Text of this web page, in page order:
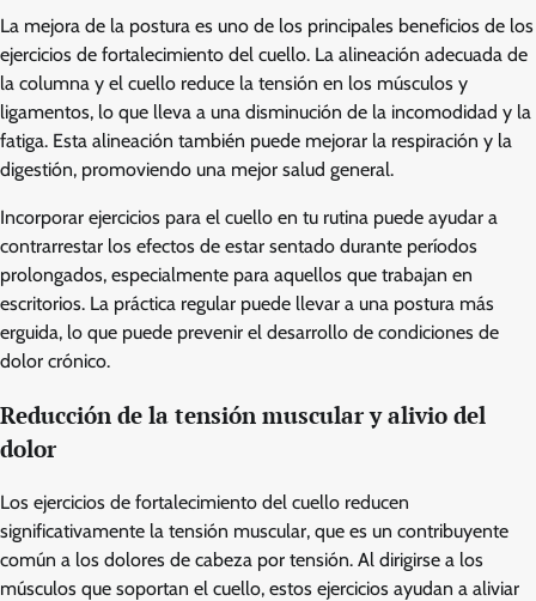
La mejora de la postura es uno de los principales beneficios de los
ejercicios de fortalecimiento del cuello. La alineación adecuada de
la columna y el cuello reduce la tensión en los músculos y
ligamentos, lo que lleva a una disminución de la incomodidad y la
fatiga. Esta alineación también puede mejorar la respiración y la
digestión, promoviendo una mejor salud general.
Incorporar ejercicios para el cuello en tu rutina puede ayudar a
contrarrestar los efectos de estar sentado durante períodos
prolongados, especialmente para aquellos que trabajan en
escritorios. La práctica regular puede llevar a una postura más
erguida, lo que puede prevenir el desarrollo de condiciones de
dolor crónico.
Reducción de la tensión muscular y alivio del
dolor
Los ejercicios de fortalecimiento del cuello reducen
significativamente la tensión muscular, que es un contribuyente
común a los dolores de cabeza por tensión. Al dirigirse a los
músculos que soportan el cuello, estos ejercicios ayudan a aliviar